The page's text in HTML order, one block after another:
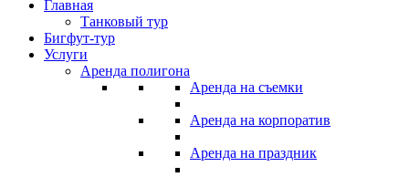
Главная
Танковый тур
Бигфут-тур
Услуги
Аренда полигона
Аренда на съемки
Аренда на корпоратив
Аренда на праздник